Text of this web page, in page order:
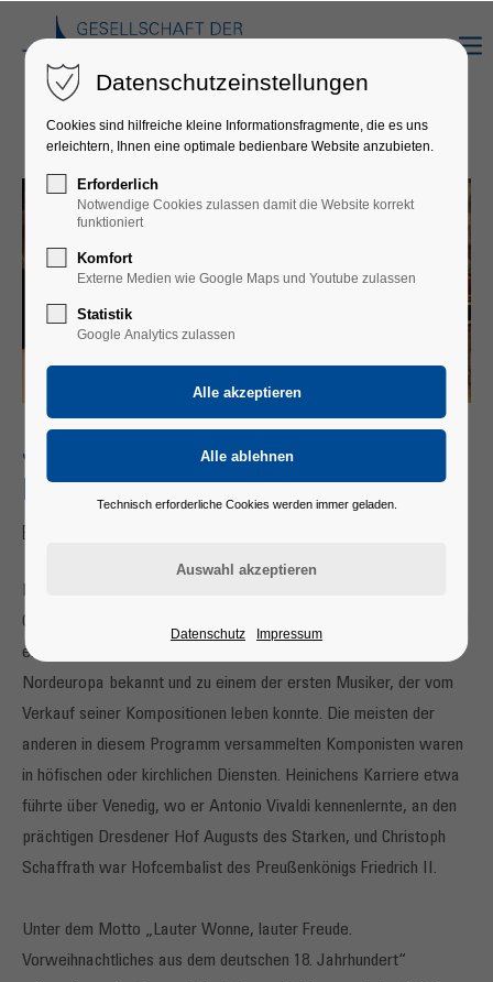
JOHANNA FALKINGER & L’ORFEO
BLÄSERENSEMBLE
Barock in der Vorweihnacht
Die Worte einer Adventskantate sind Motto unseres Konzerts.
Georg Philipp Telemann veröffentlichte dieses Werk 1725 als Teil
eines Jahrganges geistlicher Kantaten. Er wurde dadurch in ganz
Nordeuropa bekannt und zu einem der ersten Musiker, der vom
Verkauf seiner Kompositionen leben konnte. Die meisten der
anderen in diesem Programm versammelten Komponisten waren
in höfischen oder kirchlichen Diensten. Heinichens Karriere etwa
führte über Venedig, wo er Antonio Vivaldi kennenlernte, an den
prächtigen Dresdener Hof Augusts des Starken, und Christoph
Schaffrath war Hofcembalist des Preußenkönigs Friedrich II.
Unter dem Motto „Lauter Wonne, lauter Freude.
Vorweihnachtliches aus dem deutschen 18. Jahrhundert“
Datenschutzeinstellungen
Cookies sind hilfreiche kleine Informationsfragmente, die es uns
erleichtern, Ihnen eine optimale bedienbare Website anzubieten.
Erforderlich
Notwendige Cookies zulassen damit die Website korrekt
funktioniert
Komfort
Externe Medien wie Google Maps und Youtube zulassen
Statistik
Google Analytics zulassen
Technisch erforderliche Cookies werden immer geladen.
Datenschutz Impressum